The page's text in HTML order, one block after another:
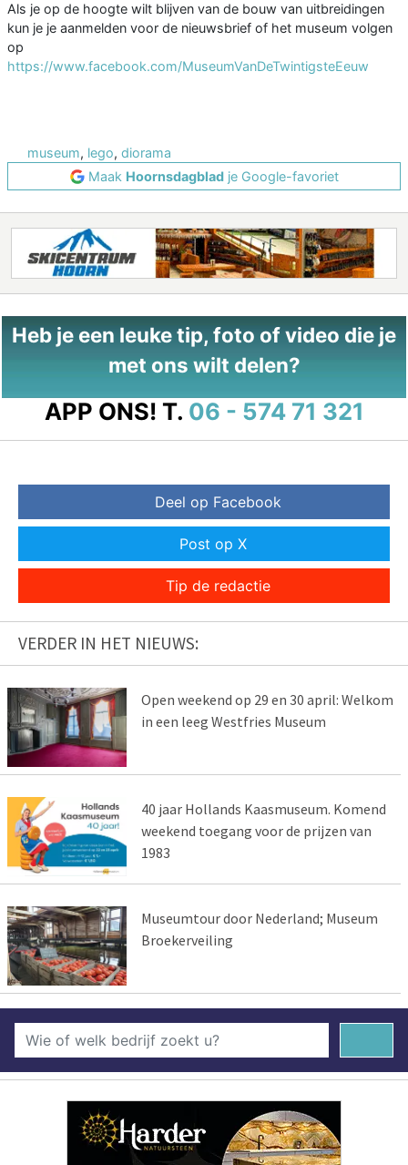
Als je op de hoogte wilt blijven van de bouw van uitbreidingen
kun je je aanmelden voor de nieuwsbrief of het museum volgen
op
https://www.facebook.com/MuseumVanDeTwintigsteEeuw
museum, lego, diorama
Maak Hoornsdagbladje Google-favoriet
Heb je een leuke tip, foto of video die je
met ons wilt delen?
APP ONS! T. 06 - 574 71 321
Deel op Facebook
Post op X
Tip de redactie
VERDER IN HET NIEUWS:
Open weekend op 29 en 30 april: Welkom
in een leeg Westfries Museum
40 jaar Hollands Kaasmuseum. Komend
weekend toegang voor de prijzen van
1983
Museumtour door Nederland; Museum
Broekerveiling